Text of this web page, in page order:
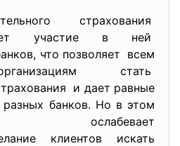
страхования
участие в ней
что позволяет всем
стать
и дает равные
разных банков. Но в этом
клиентов искать